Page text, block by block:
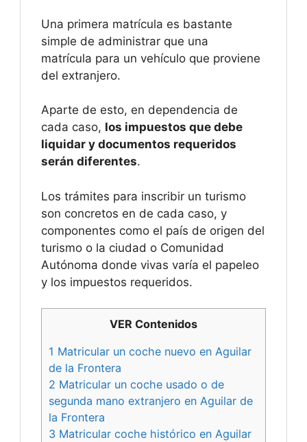
Una primera matrícula es bastante
simple de administrar que una
matrícula para un vehículo que proviene
del extranjero.
Aparte de esto, en dependencia de
cada caso, los impuestos que debe
liquidar y documentos requeridos
serán diferentes.
Los trámites para inscribir un turismo
son concretos en de cada caso, y
componentes como el país de origen del
turismo o la ciudad o Comunidad
Autónoma donde vivas varía el papeleo
y los impuestos requeridos.
VER Contenidos
1 Matricular un coche nuevo en Aguilar
de la Frontera
2 Matricular un coche usado o de
segunda mano extranjero en Aguilar de
la Frontera
3 Matricular coche histórico en Aguilar